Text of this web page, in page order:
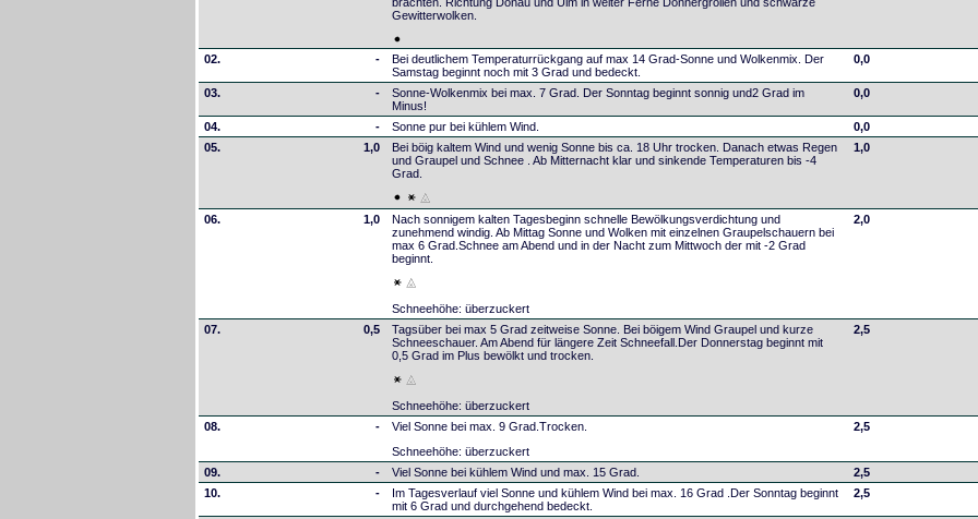
Gewitterwolken.
02. -
Bei deutlichem Temperaturrückgang auf max 14 Grad-Sonne und Wolkenmix. Der
Samstag beginnt noch mit 3 Grad und bedeckt.
0,0
03. -
Sonne-Wolkenmix bei max. 7 Grad. Der Sonntag beginnt sonnig und2 Grad im
Minus!
0,0
04. - Sonne pur bei kühlem Wind.
0,0
05.
1,0
Bei böig kaltem Wind und wenig Sonne bis ca. 18 Uhr trocken. Danach etwas Regen
und Graupel und Schnee . Ab Mitternacht klar und sinkende Temperaturen bis -4
Grad.
1,0
06. 1,0
Nach sonnigem kalten Tagesbeginn schnelle Bewölkungsverdichtung und
zunehmend windig. Ab Mittag Sonne und Wolken mit einzelnen Graupelschauern bei
max 6 Grad.Schnee am Abend und in der Nacht zum Mittwoch der mit -2 Grad
beginnt.
Schneehöhe: überzuckert
2,0
07. 0,5
Tagsüber bei max 5 Grad zeitweise Sonne. Bei böigem Wind Graupel und kurze
Schneeschauer. Am Abend für längere Zeit Schneefall.Der Donnerstag beginnt mit
0,5 Grad im Plus bewölkt und trocken.
Schneehöhe: überzuckert
2,5
08. -
Viel Sonne bei max. 9 Grad.Trocken.
Schneehöhe: überzuckert
2,5
09. - Viel Sonne bei kühlem Wind und max. 15 Grad.
2,5
10.
-
Im Tagesverlauf viel Sonne und kühlem Wind bei max. 16 Grad .Der Sonntag beginnt
mit 6 Grad und durchgehend bedeckt.
2,5